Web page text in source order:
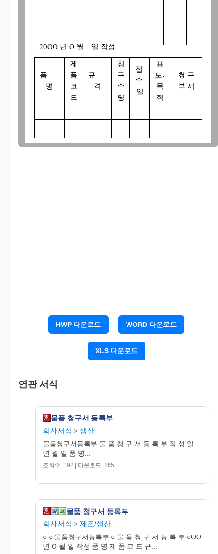
20OO 년 O 월 일 작성
품
명
제
품
코
드
규
격
청
구
수
량
접
수
일
용
도․
목
적
청 구
부 서
HWP 다운로드 WORD 다운로드
XLS 다운로드
연관 서식
물품 청구서 등록부
회사서식 > 생산
물품청구서등록부 물 품 청 구 서 등 록 부 작 성 일
년 월 일 품 명...
조회수: 192 | 다운로드: 265
물품 청구서 등록부
회사서식 > 제조/생산
○ ○ 물품청구서등록부 ○ 물 품 청 구 서 등 록 부 ○OO
년 O 월 일 작성 품 명 제 품 코 드 규...